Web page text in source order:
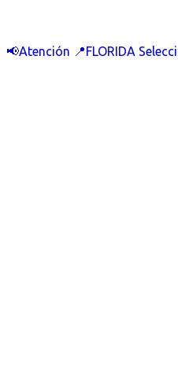
📢Atención 📍FLORIDA